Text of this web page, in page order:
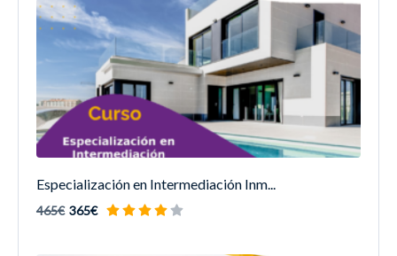
Especialización en Intermediación Inm...
465€ 365€